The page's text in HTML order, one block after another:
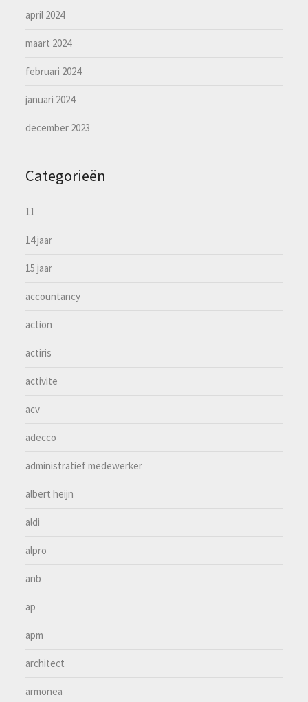
april 2024
maart 2024
februari 2024
januari 2024
december 2023
Categorieën
11
14 jaar
15 jaar
accountancy
action
actiris
activite
acv
adecco
administratief medewerker
albert heijn
aldi
alpro
anb
ap
apm
architect
armonea